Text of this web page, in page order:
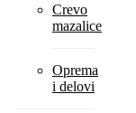
Crevo
mazalice
Oprema
i delovi